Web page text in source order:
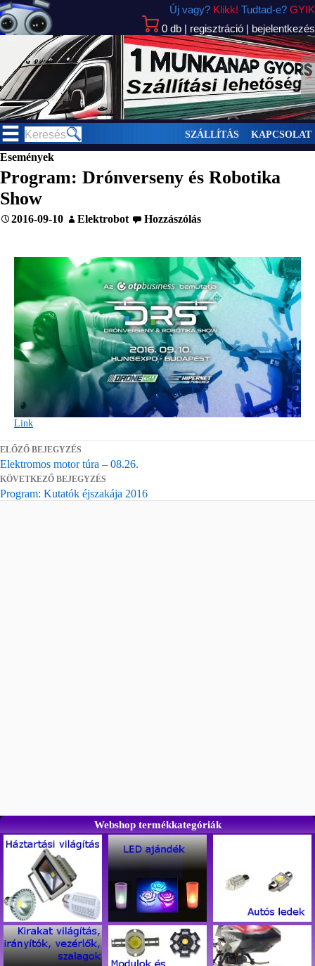
0 db | regisztráció | bejelentkezés
Új vagy? Klikk! Tudtad-e? GYIK
>
SZÁLLÍTÁS KAPCSOLAT
Események
Program: Drónverseny és Robotika
Show
2016-09-10 Elektrobot Hozzászólás
Link
ELŐZŐ BEJEGYZÉS
Elektromos motor túra – 08.26.
KÖVETKEZŐ BEJEGYZÉS
Program: Kutatók éjszakája 2016
Webshop termékkategóriák